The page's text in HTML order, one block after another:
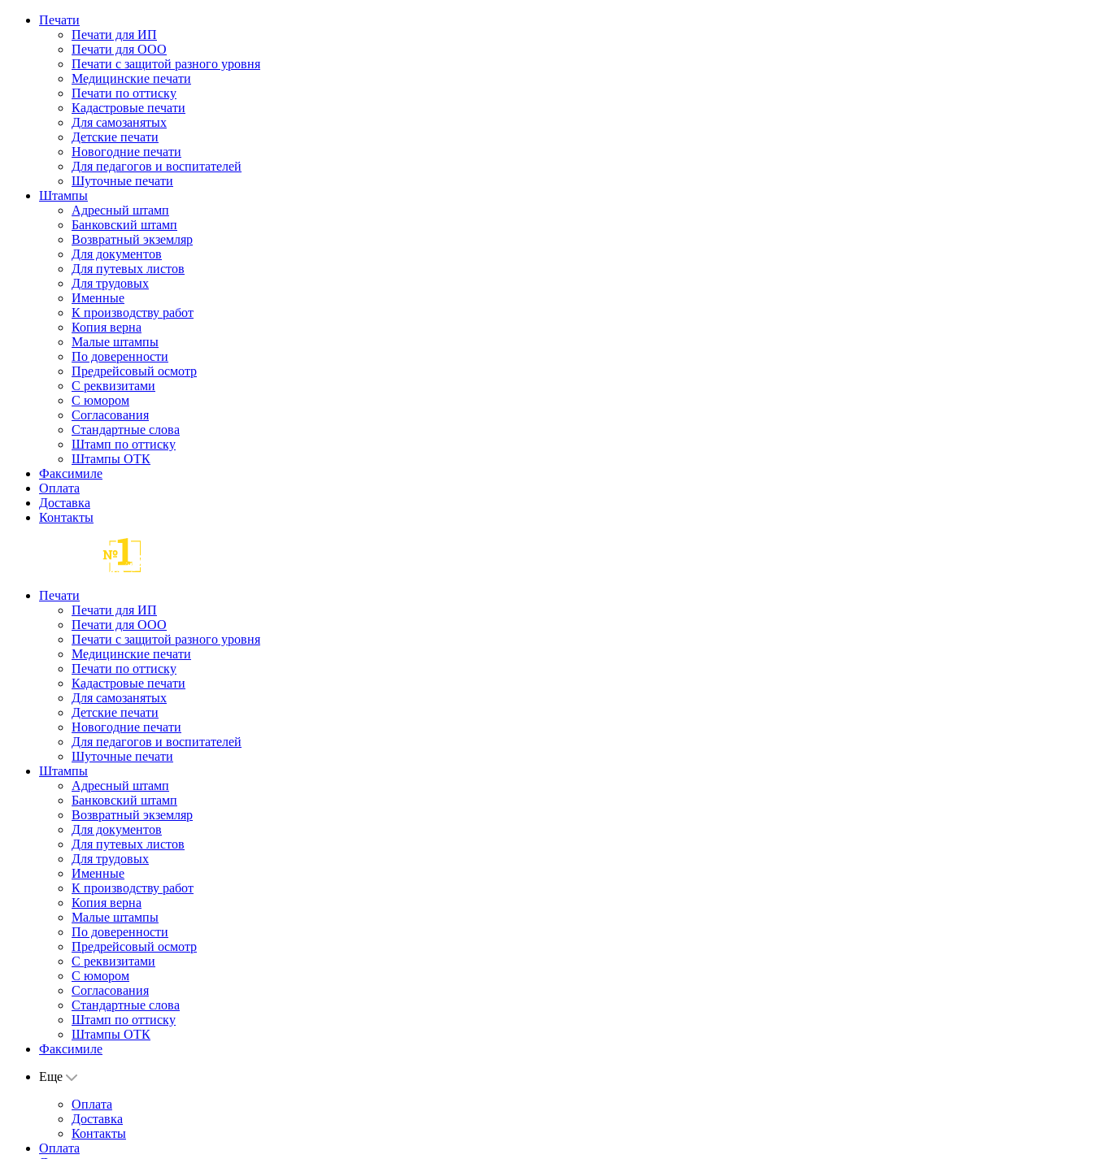
Печати
Печати для ИП
Печати для ООО
Печати с защитой разного уровня
Медицинские печати
Печати по оттиску
Кадастровые печати
Для самозанятых
Детские печати
Новогодние печати
Для педагогов и воспитателей
Шуточные печати
Штампы
Адресный штамп
Банковский штамп
Возвратный экземляр
Для документов
Для путевых листов
Для трудовых
Именные
К производству работ
Копия верна
Малые штампы
По доверенности
Предрейсовый осмотр
С реквизитами
С юмором
Согласования
Стандартные слова
Штамп по оттиску
Штампы ОТК
Факсимиле
Оплата
Доставка
Контакты
Печати
Печати для ИП
Печати для ООО
Печати с защитой разного уровня
Медицинские печати
Печати по оттиску
Кадастровые печати
Для самозанятых
Детские печати
Новогодние печати
Для педагогов и воспитателей
Шуточные печати
Штампы
Адресный штамп
Банковский штамп
Возвратный экземляр
Для документов
Для путевых листов
Для трудовых
Именные
К производству работ
Копия верна
Малые штампы
По доверенности
Предрейсовый осмотр
С реквизитами
С юмором
Согласования
Стандартные слова
Штамп по оттиску
Штампы ОТК
Факсимиле
Еще
Оплата
Доставка
Контакты
Оплата